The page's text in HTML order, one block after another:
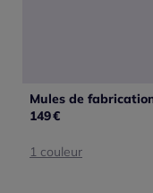
Mules de
149€
1 couleur